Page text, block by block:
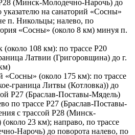
(Минск-Молодечно-Нарочь) до
указателю на санаторий «Сосны»
п. Никольцы; налево, по
«Сосны» (около 8 км) минуя п.
(около 108 км): по трассе Р20
Латвии (Григоровщина) до г.
«Сосны» (около 175 км): по трассе
граница Литвы (Котловка)) до
Р27 (Браслав-Поставы-Мядель)
по трассе Р27 (Браслав-Поставы-
с трассой Р28 (Минск-
23 км); направо, по трассе
Нарочь) до поворота налево, по